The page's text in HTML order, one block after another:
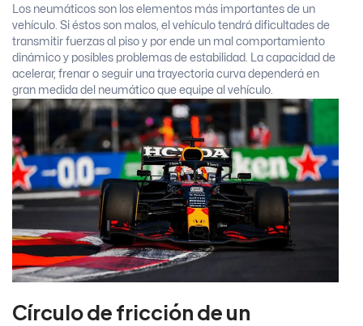
Los neumáticos son los elementos más importantes de un
vehículo. Si éstos son malos, el vehículo tendrá dificultades de
transmitir fuerzas al piso y por ende un mal comportamiento
dinámico y posibles problemas de estabilidad. La capacidad de
acelerar, frenar o seguir una trayectoria curva dependerá en
gran medida del neumático que equipe al vehículo.
Círculo de fricción de un